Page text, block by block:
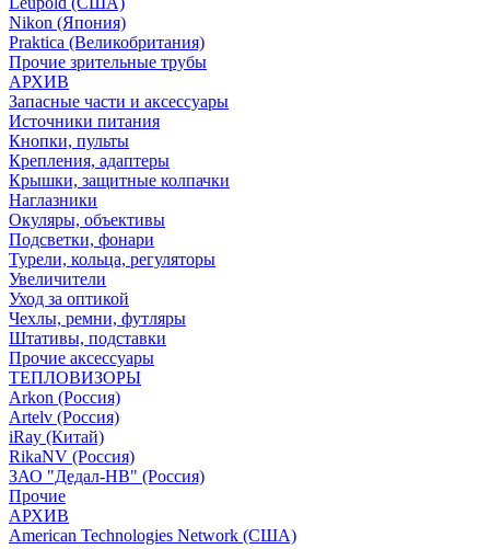
Nikon (Япония)
Praktica (Великобритания)
Прочие зрительные трубы
АРХИВ
Запасные части и аксессуары
Источники питания
Кнопки, пульты
Крепления, адаптеры
Крышки, защитные колпачки
Наглазники
Окуляры, объективы
Подсветки, фонари
Турели, кольца, регуляторы
Увеличители
Уход за оптикой
Чехлы, ремни, футляры
Штативы, подставки
Прочие аксессуары
ТЕПЛОВИЗОРЫ
Arkon (Россия)
Artelv (Россия)
iRay (Китай)
RikaNV (Россия)
ЗАО "Дедал-НВ" (Россия)
Прочие
АРХИВ
American Technologies Network (США)